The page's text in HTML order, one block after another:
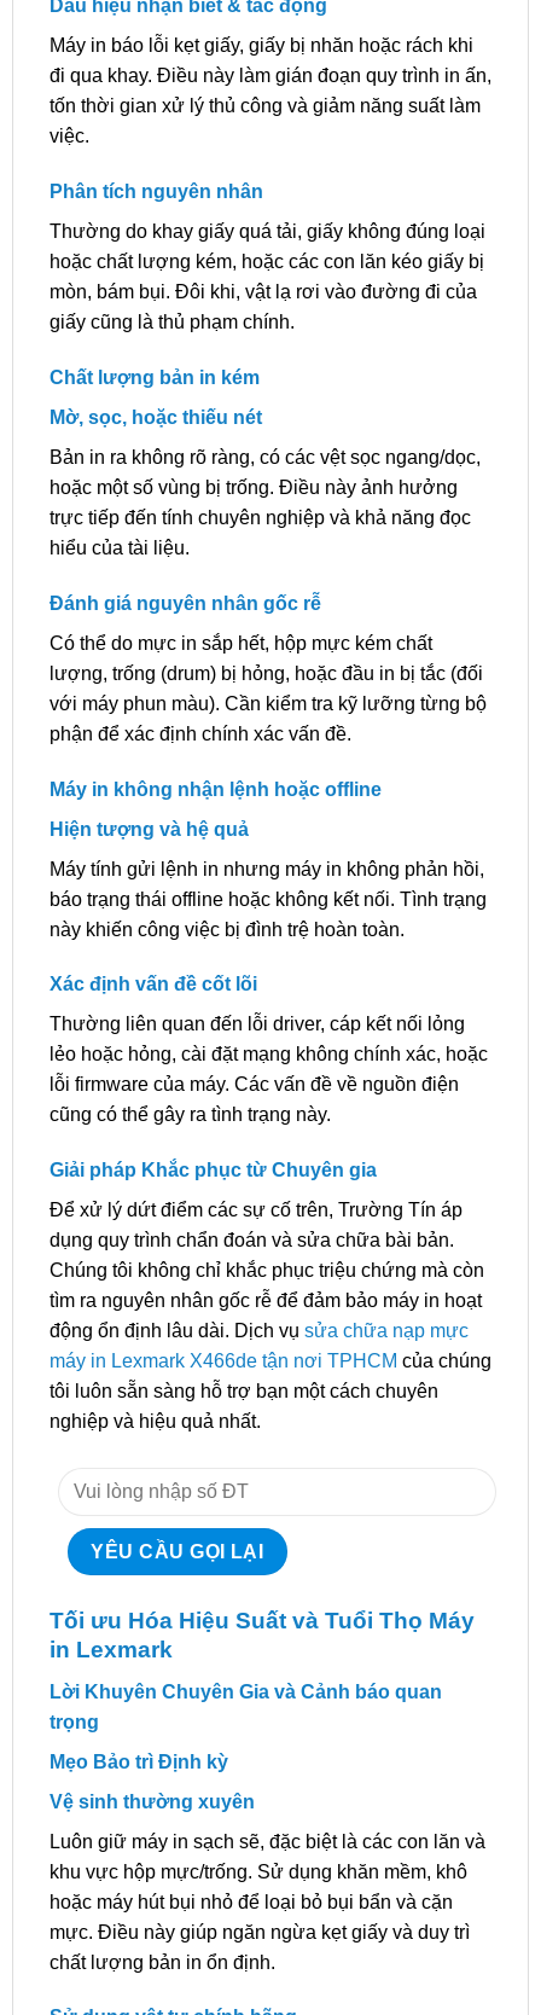
Dấu hiệu nhận biết & tác động
Máy in báo lỗi kẹt giấy, giấy bị nhăn hoặc rách khi
đi qua khay. Điều này làm gián đoạn quy trình in ấn,
tốn thời gian xử lý thủ công và giảm năng suất làm
việc.
Phân tích nguyên nhân
Thường do khay giấy quá tải, giấy không đúng loại
hoặc chất lượng kém, hoặc các con lăn kéo giấy bị
mòn, bám bụi. Đôi khi, vật lạ rơi vào đường đi của
giấy cũng là thủ phạm chính.
Chất lượng bản in kém
Mờ, sọc, hoặc thiếu nét
Bản in ra không rõ ràng, có các vệt sọc ngang/dọc,
hoặc một số vùng bị trống. Điều này ảnh hưởng
trực tiếp đến tính chuyên nghiệp và khả năng đọc
hiểu của tài liệu.
Đánh giá nguyên nhân gốc rễ
Có thể do mực in sắp hết, hộp mực kém chất
lượng, trống (drum) bị hỏng, hoặc đầu in bị tắc (đối
với máy phun màu). Cần kiểm tra kỹ lưỡng từng bộ
phận để xác định chính xác vấn đề.
Máy in không nhận lệnh hoặc offline
Hiện tượng và hệ quả
Máy tính gửi lệnh in nhưng máy in không phản hồi,
báo trạng thái offline hoặc không kết nối. Tình trạng
này khiến công việc bị đình trệ hoàn toàn.
Xác định vấn đề cốt lõi
Thường liên quan đến lỗi driver, cáp kết nối lỏng
lẻo hoặc hỏng, cài đặt mạng không chính xác, hoặc
lỗi firmware của máy. Các vấn đề về nguồn điện
cũng có thể gây ra tình trạng này.
Giải pháp Khắc phục từ Chuyên gia
Để xử lý dứt điểm các sự cố trên, Trường Tín áp
dụng quy trình chẩn đoán và sửa chữa bài bản.
Chúng tôi không chỉ khắc phục triệu chứng mà còn
tìm ra nguyên nhân gốc rễ để đảm bảo máy in hoạt
động ổn định lâu dài. Dịch vụ sửa chữa nạp mực
máy in Lexmark X466de tận nơi TPHCM của chúng
tôi luôn sẵn sàng hỗ trợ bạn một cách chuyên
nghiệp và hiệu quả nhất.
Tối ưu Hóa Hiệu Suất và Tuổi Thọ Máy
in Lexmark
Lời Khuyên Chuyên Gia và Cảnh báo quan
trọng
Mẹo Bảo trì Định kỳ
Vệ sinh thường xuyên
Luôn giữ máy in sạch sẽ, đặc biệt là các con lăn và
khu vực hộp mực/trống. Sử dụng khăn mềm, khô
hoặc máy hút bụi nhỏ để loại bỏ bụi bẩn và cặn
mực. Điều này giúp ngăn ngừa kẹt giấy và duy trì
chất lượng bản in ổn định.